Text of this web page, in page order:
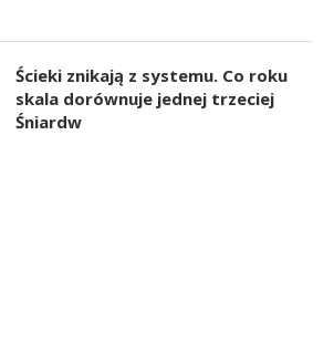
Ścieki znikają z systemu. Co roku
skala dorównuje jednej trzeciej
Śniardw